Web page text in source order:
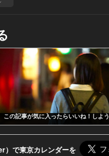
この記事が気に入ったらいいね！しよう
）で東京カレンダーを